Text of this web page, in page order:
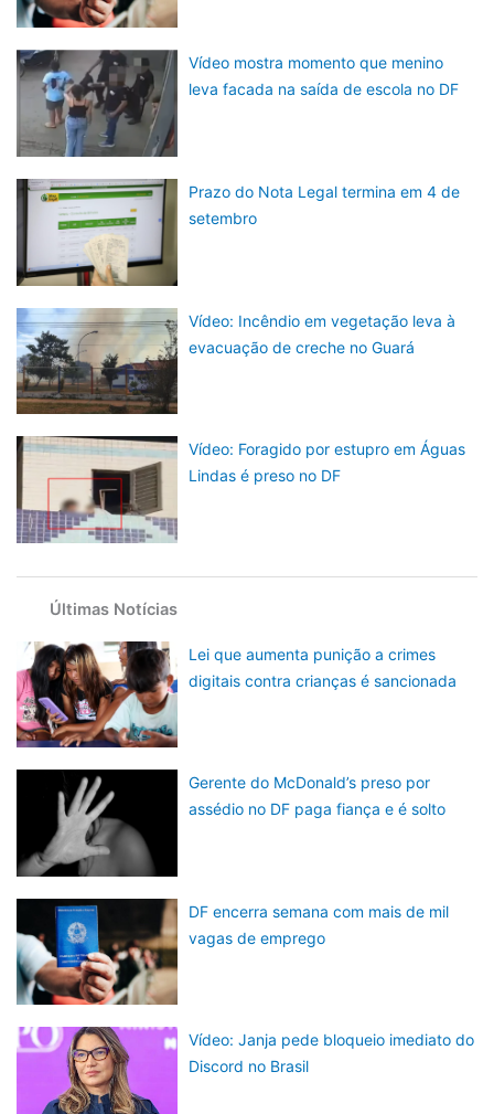
Vídeo mostra momento que menino
leva facada na saída de escola no DF
Prazo do Nota Legal termina em 4 de
setembro
Vídeo: Incêndio em vegetação leva à
evacuação de creche no Guará
Vídeo: Foragido por estupro em Águas
Lindas é preso no DF
Últimas Notícias
Lei que aumenta punição a crimes
digitais contra crianças é sancionada
Gerente do McDonald’s preso por
assédio no DF paga fiança e é solto
DF encerra semana com mais de mil
vagas de emprego
Vídeo: Janja pede bloqueio imediato do
Discord no Brasil